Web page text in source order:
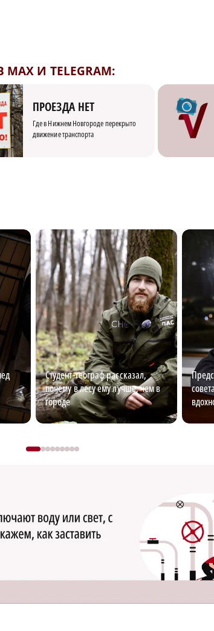
И TELEGRAM:
ПРОЕЗДА НЕТ
Где в Нижнем Новгороде перекрыто
движение транспорта
Студент-географ рассказал,
почему в лесу ему лучше, чем в
городе